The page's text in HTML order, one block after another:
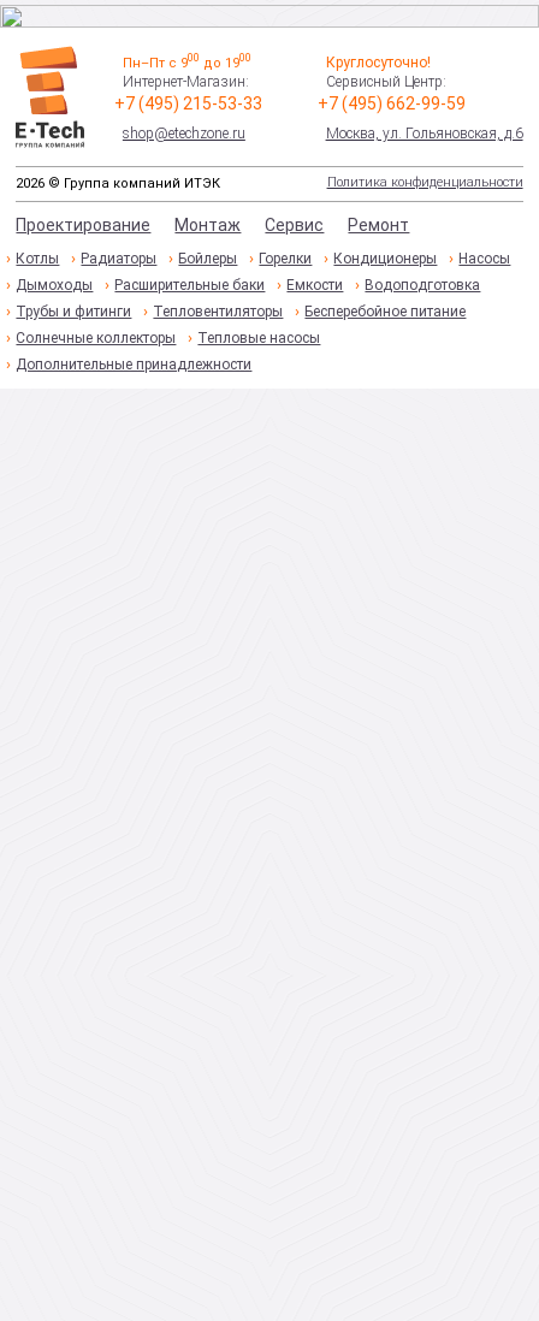
Пн–Пт с 900 до 1900
Интернет-Магазин:
+7 (495) 215-53-33
shop@etechzone.ru
Круглосуточно!
Сервисный Центр:
+7 (495) 662-99-59
Москва, ул. Гольяновская, д.6
2026 © Группа компаний ИТЭК Политика конфиденциальности
Проектирование Монтаж Сервис Ремонт
Котлы Радиаторы Бойлеры Горелки Кондиционеры
Насосы
Дымоходы
Расширительные баки Емкости
Водоподготовка
Трубы и фитинги
Тепловентиляторы
Бесперебойное питание
Солнечные коллекторы
Тепловые насосы
Дополнительные принадлежности